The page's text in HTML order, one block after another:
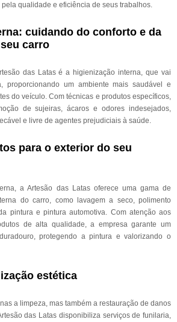
qualidade e eficiência de seus trabalhos.
cuidando do conforto e da
carro
das Latas é a higienização interna, que vai
proporcionando um ambiente mais saudável e
do veículo. Com técnicas e produtos específicos,
de sujeiras, ácaros e odores indesejados,
e livre de agentes prejudiciais à saúde.
para o exterior do seu
a Artesão das Latas oferece uma gama de
do carro, como lavagem a seco, polimento
pintura e pintura automotiva. Com atenção aos
de alta qualidade, a empresa garante um
protegendo a pintura e valorizando o
estética
a limpeza, mas também a restauração de danos
das Latas disponibiliza serviços de funilaria,